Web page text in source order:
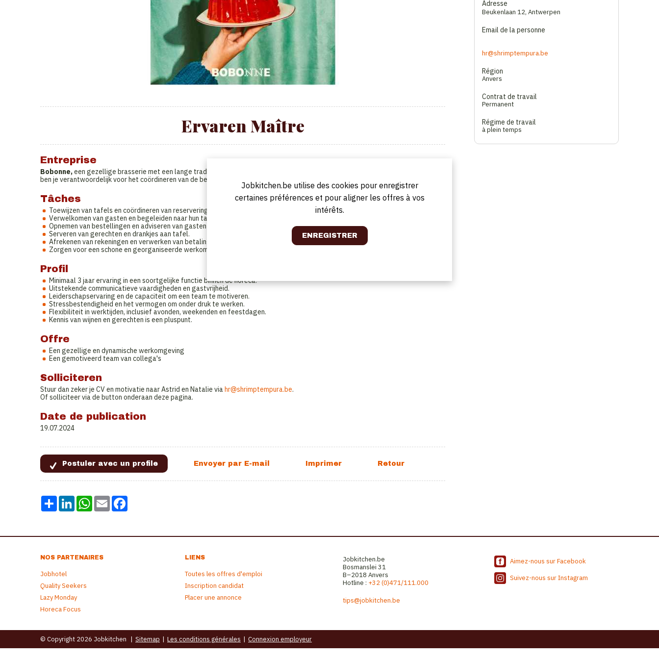
Ervaren Maître
Entreprise
Bobonne,een gezellige brasserie met een lange traditie, is op zoek naar een ervaren maître om ons team te versterken. Als maître
ben je verantwoordelijk voor het coördineren van de bediening en het bieden van een uitstekende service aan onze gasten
Tâches
Toewijzen van tafels en coördineren van reserveringen.
Verwelkomen van gasten en begeleiden naar hun tafel.
Opnemen van bestellingen en adviseren van gasten over het menu.
Serveren van gerechten en drankjes aan tafel.
Afrekenen van rekeningen en verwerken van betalingen.
Zorgen voor een schone en georganiseerde werkomgeving.
Profil
Minimaal 3 jaar ervaring in een soortgelijke functie binnen de horeca.
Uitstekende communicatieve vaardigheden en gastvrijheid.
Leiderschapservaring en de capaciteit om een team te motiveren.
Stressbestendigheid en het vermogen om onder druk te werken.
Flexibiliteit in werktijden, inclusief avonden, weekenden en feestdagen.
Kennis van wijnen en gerechten is een pluspunt.
Offre
Een gezellige en dynamische werkomgeving
Een gemotiveerd team van collega's
Solliciteren
Stuur dan zeker je CV en motivatie naar Astrid en Natalie viahr@shrimptempura.be.
Of solliciteer via de button onderaan deze pagina.
Date de publication
19.07.2024
Share LinkedInWhatsApp
Email
Adresse
Beukenlaan 12, Antwerpen
Email de la personne
hr@shrimptempura.be
Région
Anvers
Contrat de travail
Permanent
Régime de travail
à plein temps
NOS PARTENAIRES
Jobhotel
Quality Seekers
Lazy Monday
Horeca Focus
LIENS
Toutes les offres d'emploi
Inscription candidat
Placer une annonce
Jobkitchen.be
Bosmanslei 31
B–2018 Anvers
Hotline : +32 (0)471/111.000
tips@jobkitchen.be
Aimez-nous sur Facebook
Suivez-nous sur Instagram
© Copyright 2026 Jobkitchen | Sitemap | Les conditions générales | Connexion employeur
Jobkitchen.be utilise des cookies pour enregistrer
certaines préférences et pour aligner les offres à vos
intérêts.